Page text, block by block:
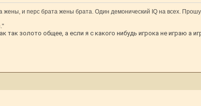
и перс брата жены брата. Один демонический IQ на всех. Прошу
золото общее, а если я с какого нибудь игрока не играю а